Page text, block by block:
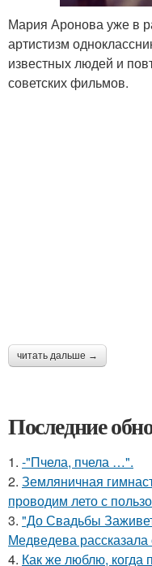
Мария Аронова уже в
артистизм
известных людей и
советских фильмов.
читать дальше →
Последние
1. -"Пчела, пчела …".
2. Земляничная
проводим лето с
3. "До Свадьбы
Медведева
4. Как же люблю, когда